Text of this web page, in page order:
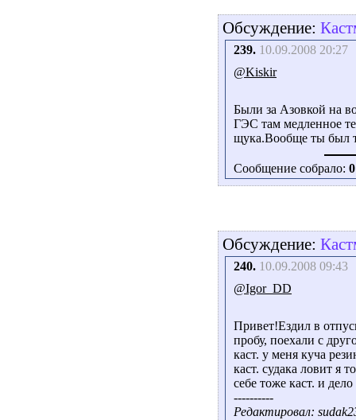
Обсуждение:
239. 10.09.2008 20:27
@Kiskir
Были за Азовкой на
ГЭС там медленное
щука.Вообще ты был
Сообщение собрало: 0
Обсуждение:
240. 10.09.2008 09:43
@Igor_DD
Привет!Ездил в
пробу, поехали с
каст. у меня куча
каст. судака ловит я
себе тоже каст. и
----------
Редактировал: